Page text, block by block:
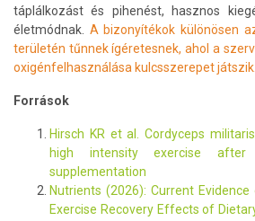
táplálkozást és pihenést, hasznos
életmódnak. A bizonyítékok különösen
területén tűnnek ígéretesnek, ahol a
oxigénfelhasználása kulcsszerepet játszik.
Források
Hirsch KR et al. Cordyceps
high intensity exercise
supplementation
Nutrients (2026): Current
Exercise Recovery Effects of